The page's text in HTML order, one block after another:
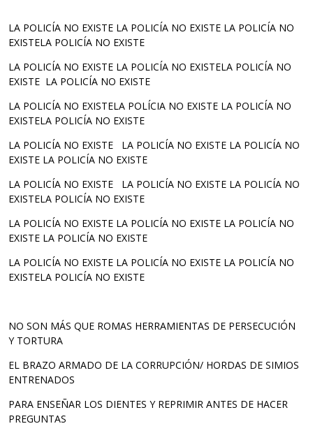
LA POLICÍA NO EXISTE LA POLICÍA NO EXISTE LA POLICÍA NO
EXISTELA POLICÍA NO EXISTE
LA POLICÍA NO EXISTE LA POLICÍA NO EXISTELA POLICÍA NO
EXISTE LA POLICÍA NO EXISTE
LA POLICÍA NO EXISTELA POLÍCIA NO EXISTE LA POLICÍA NO
EXISTELA POLICÍA NO EXISTE
LA POLICÍA NO EXISTE LA POLICÍA NO EXISTE LA POLICÍA NO
EXISTE LA POLICÍA NO EXISTE
LA POLICÍA NO EXISTE LA POLICÍA NO EXISTE LA POLICÍA NO
EXISTELA POLICÍA NO EXISTE
LA POLICÍA NO EXISTE LA POLICÍA NO EXISTE LA POLICÍA NO
EXISTE LA POLICÍA NO EXISTE
LA POLICÍA NO EXISTE LA POLICÍA NO EXISTE LA POLICÍA NO
EXISTELA POLICÍA NO EXISTE
NO SON MÁS QUE ROMAS HERRAMIENTAS DE PERSECUCIÓN
Y TORTURA
EL BRAZO ARMADO DE LA CORRUPCIÓN/ HORDAS DE SIMIOS
ENTRENADOS
PARA ENSEÑAR LOS DIENTES Y REPRIMIR ANTES DE HACER
PREGUNTAS